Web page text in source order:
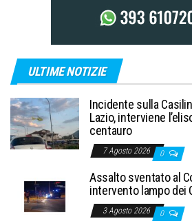
ULTIME NOTIZIE
Incidente sulla
Lazio, interviene
centauro
7 Agosto 2026 0
Assalto sventato al
intervento lampo dei
3 Agosto 2026 0